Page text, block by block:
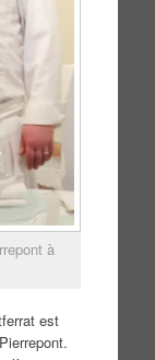
à
est